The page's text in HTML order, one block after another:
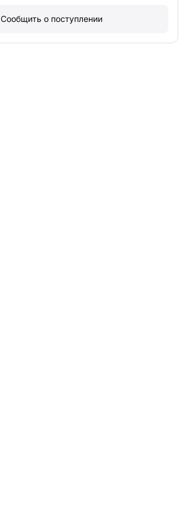
Сообщить о поступлении